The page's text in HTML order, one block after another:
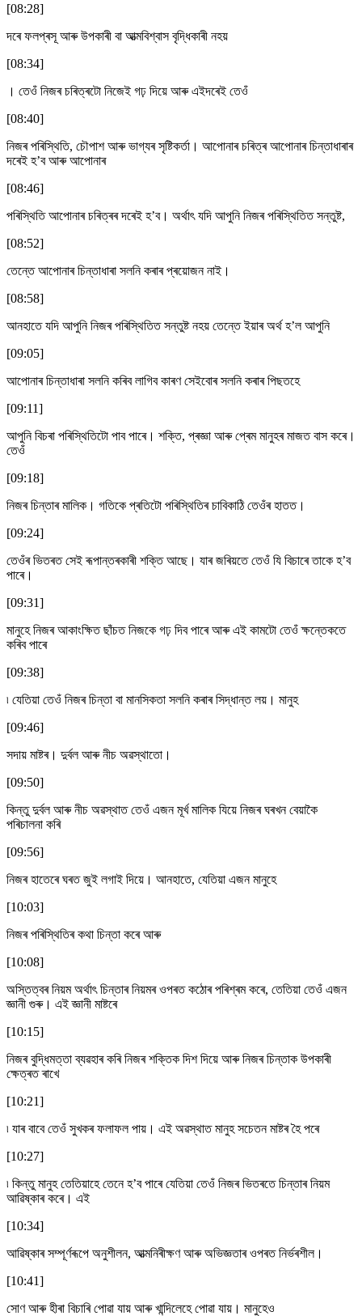
[08:28]
দৰে ফলপ্ৰসূ আৰু উপকাৰী বা আত্মবিশ্বাস বৃদ্ধিকাৰী নহয়
[08:34]
। তেওঁ নিজৰ চৰিত্ৰটো নিজেই গঢ় দিয়ে আৰু এইদৰেই তেওঁ
[08:40]
নিজৰ পৰিস্থিতি, চৌপাশ আৰু ভাগ্যৰ সৃষ্টিকৰ্তা। আপোনাৰ চৰিত্ৰ আপোনাৰ চিন্তাধাৰাৰ
দৰেই হ’ব আৰু আপোনাৰ
[08:46]
পৰিস্থিতি আপোনাৰ চৰিত্ৰৰ দৰেই হ’ব। অৰ্থাৎ যদি আপুনি নিজৰ পৰিস্থিতিত সন্তুষ্ট,
[08:52]
তেন্তে আপোনাৰ চিন্তাধাৰা সলনি কৰাৰ প্ৰয়োজন নাই।
[08:58]
আনহাতে যদি আপুনি নিজৰ পৰিস্থিতিত সন্তুষ্ট নহয় তেন্তে ইয়াৰ অৰ্থ হ’ল আপুনি
[09:05]
আপোনাৰ চিন্তাধাৰা সলনি কৰিব লাগিব কাৰণ সেইবোৰ সলনি কৰাৰ পিছতহে
[09:11]
আপুনি বিচৰা পৰিস্থিতিটো পাব পাৰে। শক্তি, প্ৰজ্ঞা আৰু প্ৰেম মানুহৰ মাজত বাস কৰে।
তেওঁ
[09:18]
নিজৰ চিন্তাৰ মালিক। গতিকে প্ৰতিটো পৰিস্থিতিৰ চাবিকাঠি তেওঁৰ হাতত।
[09:24]
তেওঁৰ ভিতৰত সেই ৰূপান্তৰকাৰী শক্তি আছে। যাৰ জৰিয়তে তেওঁ যি বিচাৰে তাকে হ’ব
পাৰে।
[09:31]
মানুহে নিজৰ আকাংক্ষিত ছাঁচত নিজকে গঢ় দিব পাৰে আৰু এই কামটো তেওঁ ক্ষন্তেকতে
কৰিব পাৰে
[09:38]
৷ যেতিয়া তেওঁ নিজৰ চিন্তা বা মানসিকতা সলনি কৰাৰ সিদ্ধান্ত লয়। মানুহ
[09:46]
সদায় মাষ্টৰ। দুৰ্বল আৰু নীচ অৱস্থাতো।
[09:50]
কিন্তু দুৰ্বল আৰু নীচ অৱস্থাত তেওঁ এজন মূৰ্খ মালিক যিয়ে নিজৰ ঘৰখন বেয়াকৈ
পৰিচালনা কৰি
[09:56]
নিজৰ হাতেৰে ঘৰত জুই লগাই দিয়ে। আনহাতে, যেতিয়া এজন মানুহে
[10:03]
নিজৰ পৰিস্থিতিৰ কথা চিন্তা কৰে আৰু
[10:08]
অস্তিত্বৰ নিয়ম অৰ্থাৎ চিন্তাৰ নিয়মৰ ওপৰত কঠোৰ পৰিশ্ৰম কৰে, তেতিয়া তেওঁ এজন
জ্ঞানী গুৰু। এই জ্ঞানী মাষ্টৰে
[10:15]
নিজৰ বুদ্ধিমত্তা ব্যৱহাৰ কৰি নিজৰ শক্তিক দিশ দিয়ে আৰু নিজৰ চিন্তাক উপকাৰী
ক্ষেত্ৰত ৰাখে
[10:21]
৷ যাৰ বাবে তেওঁ সুখকৰ ফলাফল পায়। এই অৱস্থাত মানুহ সচেতন মাষ্টৰ হৈ পৰে
[10:27]
৷ কিন্তু মানুহ তেতিয়াহে তেনে হ’ব পাৰে যেতিয়া তেওঁ নিজৰ ভিতৰতে চিন্তাৰ নিয়ম
আৱিষ্কাৰ কৰে। এই
[10:34]
আৱিষ্কাৰ সম্পূৰ্ণৰূপে অনুশীলন, আত্মনিৰীক্ষণ আৰু অভিজ্ঞতাৰ ওপৰত নিৰ্ভৰশীল।
[10:41]
সোণ আৰু হীৰা বিচাৰি পোৱা যায় আৰু খান্দিলেহে পোৱা যায়। মানুহেও